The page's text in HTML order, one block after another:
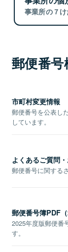
事業所の７け
郵便番
市町村変更情報
郵便番号を公表し
しています。
よくあるご質問
郵便番号に関する
郵便番号簿PDF（
2025年度版郵便番
す。